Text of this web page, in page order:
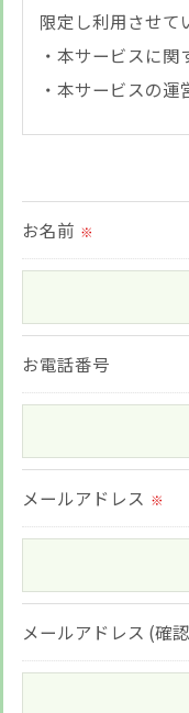
限定し利用させて
・本サービスに関
・本サービスの
られた場合を除き、
取得した個人情報
＜個人情報の委託
当社では、利用目
これらの委託先に
置をとり、適切な
当社では、個人情
切に安全管理対策
お名前 ※
お電話番号
メールアドレス ※
メールアドレス (確